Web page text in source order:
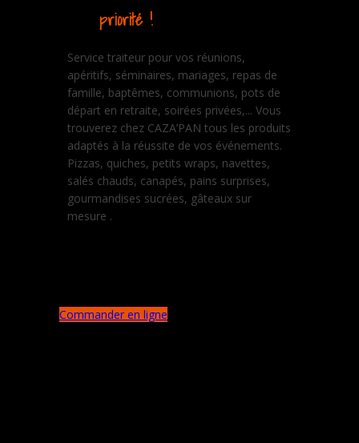
priorité !
Service traiteur pour vos réunions,
apéritifs, séminaires, mariages, repas de
famille, baptêmes, communions, pots de
départ en retraite, soirées privées,... Vous
trouverez chez CAZA’PAN tous les produits
adaptés à la réussite de vos événements.
Pizzas, quiches, petits wraps, navettes,
salés chauds, canapés, pains surprises,
gourmandises sucrées, gâteaux sur
mesure .
Commander en ligne